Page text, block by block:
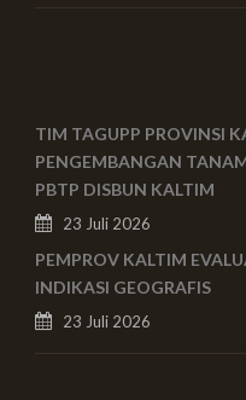
TIM TAGUPP PROVINSI
PENGEMBANGAN
PBTP DISBUN KALTIM
23 Juli 2026
PEMPROV KALTIM
INDIKASI GEOGRAFIS
23 Juli 2026